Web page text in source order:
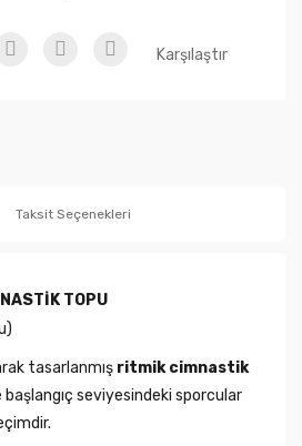
Karşılaştır
Taksit Seçenekleri
TOPU
tasarlanmış ritmik cimnastik
seviyesindeki sporcular